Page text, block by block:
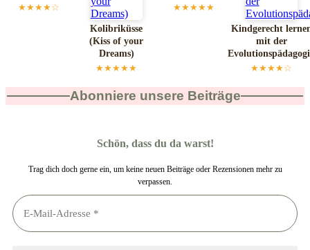
★★★★☆
Kolibriküsse
(Kiss of your
Dreams)
★★★★★
★★★★★
Kindgerecht
mit der
★★★★☆
Abonniere unsere Beiträge
Schön, dass du da warst!
Trag dich doch gerne ein, um keine neuen Beiträge oder Rezensionen mehr zu
verpassen.